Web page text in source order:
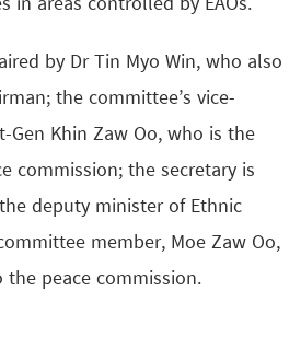
by Dr Tin Myo Win, who also
the committee’s vice-
Khin Zaw Oo, who is the
commission; the secretary is
deputy minister of Ethnic
member, Moe Zaw Oo,
peace commission.